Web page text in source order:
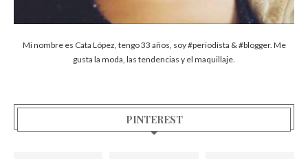
Mi nombre es Cata López, tengo 33 años, soy #periodista & #blogger. Me
gusta la moda, las tendencias y el maquillaje.
PINTEREST